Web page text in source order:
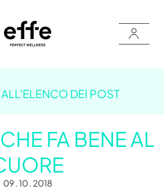
DEI POST
FA BENE AL
09 . 10 . 2018